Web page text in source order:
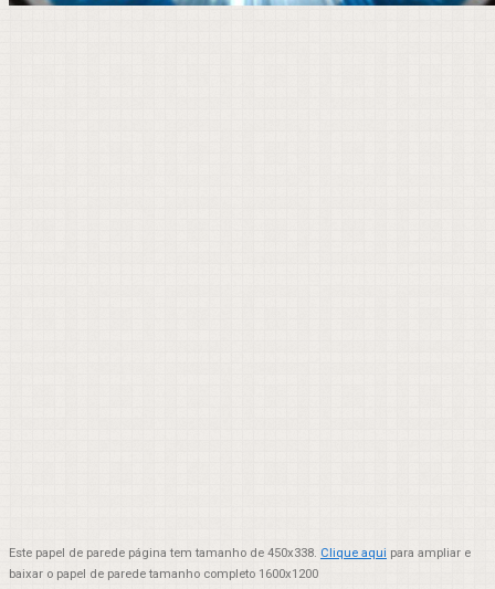
Este papel de parede página tem tamanho de 450x338. Clique aqui para ampliar e
baixar o papel de parede tamanho completo 1600x1200